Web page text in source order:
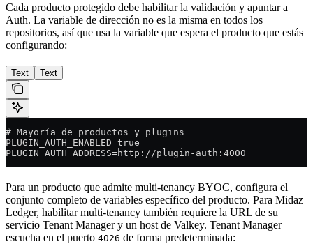
Cada producto protegido debe habilitar la validación y apuntar a
Auth. La variable de dirección no es la misma en todos los
repositorios, así que usa la variable que espera el producto que estás
configurando:
Text Text
# Mayoría de productos y plugins
PLUGIN_AUTH_ENABLED=true
PLUGIN_AUTH_ADDRESS=http://plugin-auth:4000
Para un producto que admite multi-tenancy BYOC, configura el
conjunto completo de variables específico del producto. Para Midaz
Ledger, habilitar multi-tenancy también requiere la URL de su
servicio Tenant Manager y un host de Valkey. Tenant Manager
escucha en el puerto 4026 de forma predeterminada: